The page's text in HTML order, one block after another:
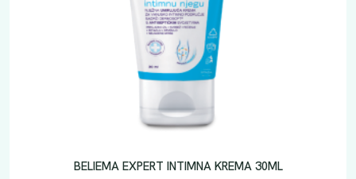
BELIEMA EXPERT INTIMNA KREMA 30ML